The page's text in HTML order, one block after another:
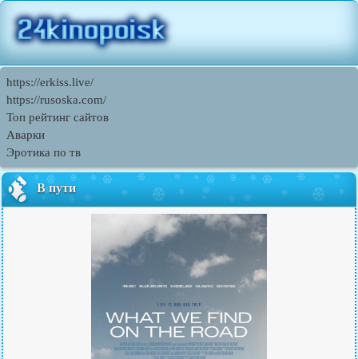
https://erkiss.live/
https://rusoska.com/
Топ рейтинг сайтов
Аварки
Эротика по тв
В пути